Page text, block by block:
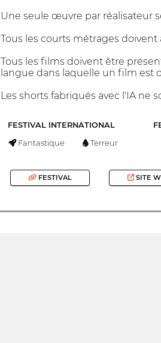
Une seule œuvre par réalisateur
Tous les courts métrages doivent
Tous les films doivent être
langue dans laquelle un film est
Les shorts fabriqués avec l'IA ne
FESTIVAL INTERNATIONAL
Fantastique Terreur
FESTIVAL SITE